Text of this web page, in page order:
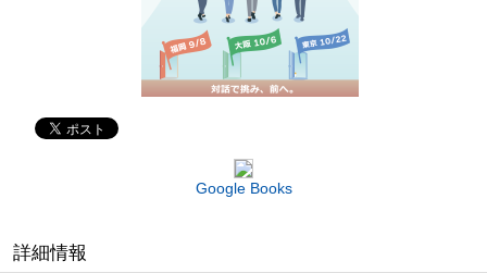
Google Books
詳細情報